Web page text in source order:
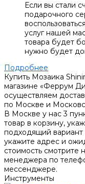
Если вы стали
подарочного
услуг нашей
товара будет
нужно будет
Подробнее
Купить Мозаика
магазине «Феррум
осуществляем
по Москве и
В Москве у нас 3
товар в корзину,
подходящий
укажите адрес и
стоимость смотрите
менеджера по
мессенджере.
Инструменты